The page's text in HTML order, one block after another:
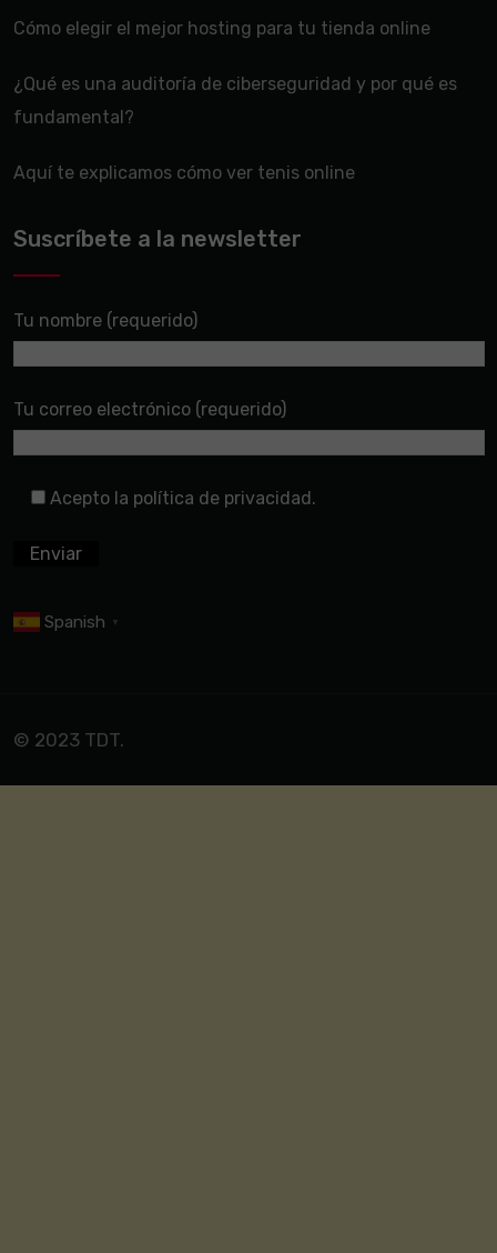
Cómo elegir el mejor hosting para tu tienda online
¿Qué es una auditoría de ciberseguridad y por qué es
fundamental?
Aquí te explicamos cómo ver tenis online
Suscríbete a la newsletter
Tu nombre (requerido)
Tu correo electrónico (requerido)
Acepto la política de privacidad.
Spanish ▼
© 2023 TDT.